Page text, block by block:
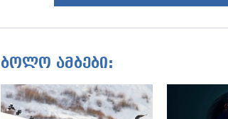
ბოლო ამბები:
გადახედვა